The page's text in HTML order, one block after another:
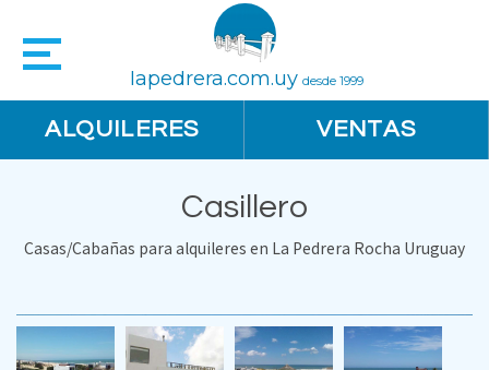
lapedrera.com.uy desde 1999
ALQUILERES VENTAS
Casillero
Casas/Cabañas para alquileres en La Pedrera Rocha Uruguay